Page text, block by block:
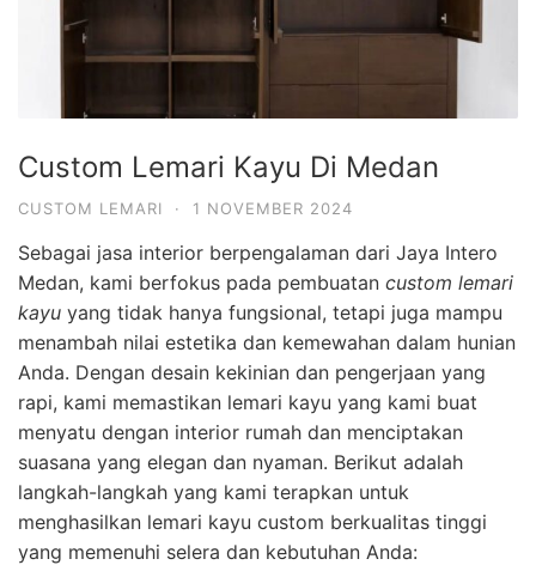
Custom Lemari Kayu Di Medan
CUSTOM LEMARI · 1 NOVEMBER 2024
Sebagai jasa interior berpengalaman dari Jaya Intero
Medan, kami berfokus pada pembuatan custom lemari
kayu yang tidak hanya fungsional, tetapi juga mampu
menambah nilai estetika dan kemewahan dalam hunian
Anda. Dengan desain kekinian dan pengerjaan yang
rapi, kami memastikan lemari kayu yang kami buat
menyatu dengan interior rumah dan menciptakan
suasana yang elegan dan nyaman. Berikut adalah
langkah-langkah yang kami terapkan untuk
menghasilkan lemari kayu custom berkualitas tinggi
yang memenuhi selera dan kebutuhan Anda: